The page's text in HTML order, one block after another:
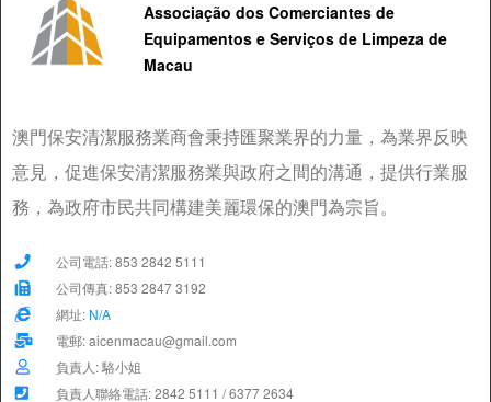
Associação dos Comerciantes de
Equipamentos e Serviços de Limpeza de
Macau
澳門保安清潔服務業商會秉持匯聚業界的力量，為業界反映
意見，促進保安清潔服務業與政府之間的溝通，提供行業服
務，為政府市民共同構建美麗環保的澳門為宗旨。
公司電話: 853 2842 5111
公司傳真: 853 2847 3192
網址: N/A
電郵: aicenmacau@gmail.com
負責人: 駱小姐
負責人聯絡電話: 2842 5111 / 6377 2634